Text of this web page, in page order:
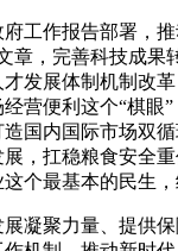
作报告部署，推
章，完善科技成
发展体制机制改
营便利这个“棋
国内国际市场双
，扛稳粮食安全
个最基本的民生
聚力量、提供保